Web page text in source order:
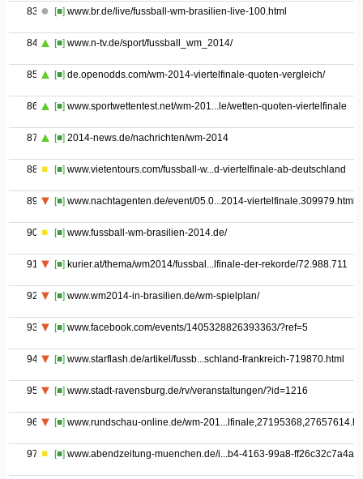
83 [■] www.br.de/live/fussball-wm-brasilien-live-100.html
84 [■] www.n-tv.de/sport/fussball_wm_2014/
85 [■] de.openodds.com/wm-2014-viertelfinale-quoten-vergleich/
86 [■] www.sportwettentest.net/wm-201...le/wetten-quoten-viertelfinale
87 [■] 2014-news.de/nachrichten/wm-2014
88 [■] www.vietentours.com/fussball-w...d-viertelfinale-ab-deutschland
89 [■] www.nachtagenten.de/event/05.0...2014-viertelfinale.309979.html
90 [■] www.fussball-wm-brasilien-2014.de/
91 [■] kurier.at/thema/wm2014/fussbal...lfinale-der-rekorde/72.988.711
92 [■] www.wm2014-in-brasilien.de/wm-spielplan/
93 [■] www.facebook.com/events/1405328826393363/?ref=5
94 [■] www.starflash.de/artikel/fussb...schland-frankreich-719870.html
95 [■] www.stadt-ravensburg.de/rv/veranstaltungen/?id=1216
96 [■] www.rundschau-online.de/wm-
97 [■] www.abendzeitung-muenchen.de/i...b4-4163-99a8-